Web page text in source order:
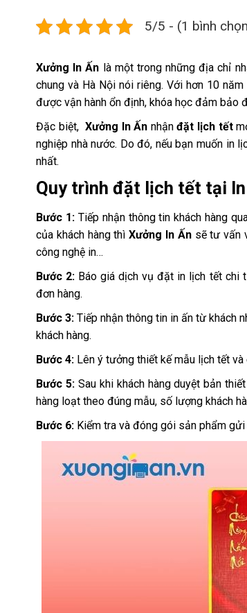
5/5 - (1 bình
Xưởng In Ấn là một trong những địa chỉ
chung và Hà Nội nói riêng. Với hơn 10
được vận hành ổn định, khóa học đảm bảo
Đặc biệt, Xưởng In Ấn nhậnđặt lịch tết
nghiệp nhà nước. Do đó, nếu bạn muốn in
nhất.
Quy trình đặt lịch tết tại In
Bước 1:Tiếp nhận thông tin khách hàng
của khách hàng thì Xưởng In Ấn sẽ tư vấn
công nghệ in…
Bước 2: Báo giá dịch vụđặt in lịch tếtchi
đơn hàng.
Bước 3: Tiếp nhận thông tin in ấn từ khách
khách hàng.
Bước 4: Lên ý tưởng thiết kế mẫu lịch tết và
Bước 5:Sau khi khách hàng duyệt bản
hàng loạt theo đúng mẫu, số lượng khách
Bước 6: Kiểm tra và đóng gói sản phẩm gửi